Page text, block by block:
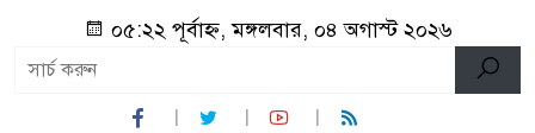
০৫:২২ পূর্বাহ্ন, মঙ্গলবার, ০৪ অগাস্ট ২০২৬